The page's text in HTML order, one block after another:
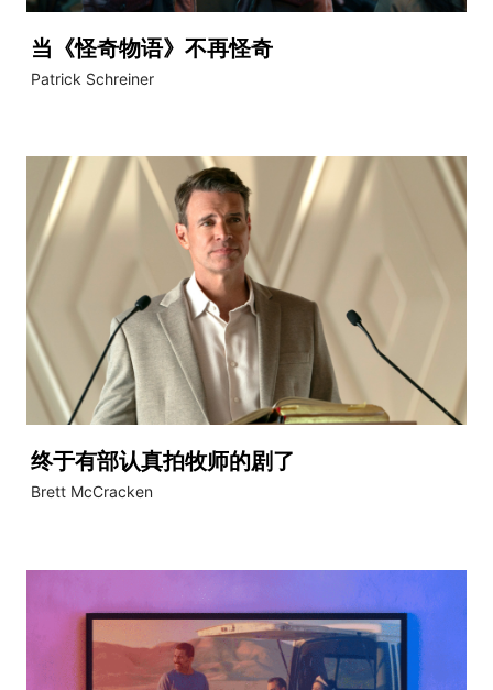
当《怪奇物语》不再怪奇
​Patrick Schreiner
终于有部认真拍牧师的剧了
Brett McCracken